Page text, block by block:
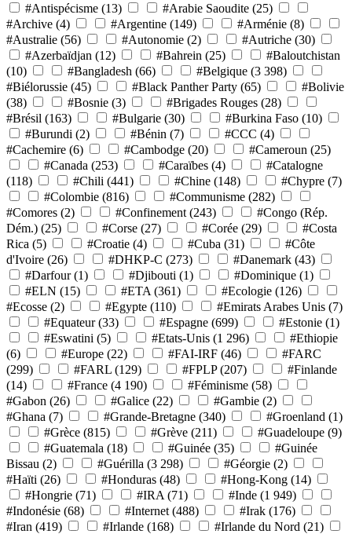
#Antispécisme (13) #Arabie Saoudite (25)
#Archive (4) #Argentine (149) #Arménie (8)
#Australie (56) #Autonomie (2) #Autriche (30)
#Azerbaïdjan (12) #Bahrein (25)
#Baloutchistan
(10)
#Bangladesh (66) #Belgique (3 398)
#Biélorussie (45) #Black Panther Party (65)
#Bolivie
(38)
#Bosnie (3) #Brigades Rouges (28)
#Brésil (163) #Bulgarie (30) #Burkina Faso (10)
#Burundi (2) #Bénin (7) #CCC (4)
#Cachemire (6) #Cambodge (20) #Cameroun (25)
#Canada (253) #Caraïbes (4)
#Catalogne
(118)
#Chili (441) #Chine (148) #Chypre (7)
#Colombie (816) #Communisme (282)
#Comores (2) #Confinement (243)
#Congo (Rép.
Dém.) (25) #Corse (27) #Corée (29)
#Costa
Rica (5) #Croatie (4) #Cuba (31)
#Côte
d'Ivoire (26) #DHKP-C (273) #Danemark (43)
#Darfour (1) #Djibouti (1) #Dominique (1)
#ELN (15) #ETA (361) #Ecologie (126)
#Ecosse (2) #Egypte (110) #Emirats Arabes Unis (7)
#Equateur (33) #Espagne (699) #Estonie (1)
#Eswatini (5) #Etats-Unis (1 296)
#Ethiopie
(6)
#Europe (22) #FAI-IRF (46)
#FARC
(299)
#FARL (129) #FPLP (207)
#Finlande
(14)
#France (4 190) #Féminisme (58)
#Gabon (26) #Galice (22) #Gambie (2)
#Ghana (7) #Grande-Bretagne (340) #Groenland (1)
#Grèce (815) #Grève (211) #Guadeloupe (9)
#Guatemala (18) #Guinée (35)
#Guinée
Bissau (2) #Guérilla (3 298) #Géorgie (2)
#Haïti (26) #Honduras (48) #Hong-Kong (14)
#Hongrie (71) #IRA (71) #Inde (1 949)
#Indonésie (68) #Internet (488) #Irak (176)
#Iran (419) #Irlande (168) #Irlande du Nord (21)